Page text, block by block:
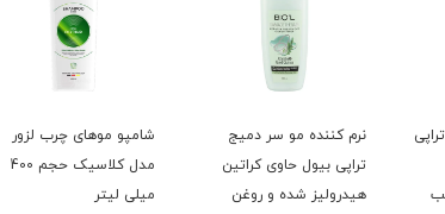
نرم کننده مو سر دمیج
تراپی بیول حاوی کراتین
هیدرولیز شده و روغن
شامپو موهای چرب لزور
مدل کلاسیک حجم 400
میلی لیتر